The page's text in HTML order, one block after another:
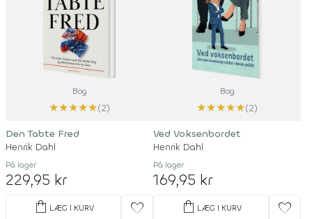
Bog
★★★★★(2)
Den Tabte Fred
Henrik Dahl
På lager
229,95 kr
shopping_bag LÆG I KURV favorite
Bog
★★★★★(2)
Ved Voksenbordet
Henrik Dahl
På lager
169,95 kr
shopping_bag LÆG I KURV favorite